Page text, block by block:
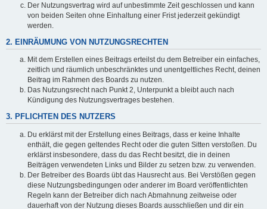
Der Nutzungsvertrag wird auf unbestimmte Zeit geschlossen und kann
von beiden Seiten ohne Einhaltung einer Frist jederzeit gekündigt
werden.
2. EINRÄUMUNG VON NUTZUNGSRECHTEN
Mit dem Erstellen eines Beitrags erteilst du dem Betreiber ein einfaches,
zeitlich und räumlich unbeschränktes und unentgeltliches Recht, deinen
Beitrag im Rahmen des Boards zu nutzen.
Das Nutzungsrecht nach Punkt 2, Unterpunkt a bleibt auch nach
Kündigung des Nutzungsvertrages bestehen.
3. PFLICHTEN DES NUTZERS
Du erklärst mit der Erstellung eines Beitrags, dass er keine Inhalte
enthält, die gegen geltendes Recht oder die guten Sitten verstoßen. Du
erklärst insbesondere, dass du das Recht besitzt, die in deinen
Beiträgen verwendeten Links und Bilder zu setzen bzw. zu verwenden.
Der Betreiber des Boards übt das Hausrecht aus. Bei Verstößen gegen
diese Nutzungsbedingungen oder anderer im Board veröffentlichten
Regeln kann der Betreiber dich nach Abmahnung zeitweise oder
dauerhaft von der Nutzung dieses Boards ausschließen und dir ein